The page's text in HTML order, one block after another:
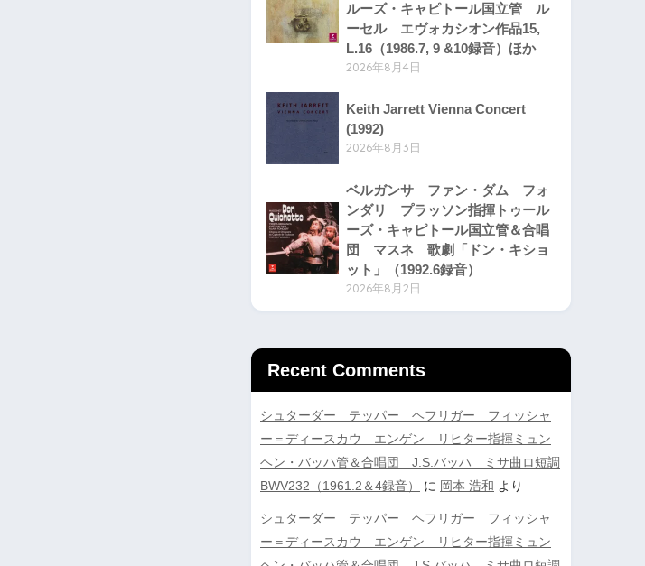
ルーズ・キャピトール国立管 ル
ーセル エヴォカシオン作品15,
L.16（1986.7, 9 &10録音）ほか
2026年8月4日
Keith Jarrett Vienna Concert
(1992)
2026年8月3日
ベルガンサ ファン・ダム フォ
ンダリ プラッソン指揮トゥール
ーズ・キャピトール国立管＆合唱
団 マスネ 歌劇「ドン・キショ
ット」（1992.6録音）
2026年8月2日
Recent Comments
シュターダー テッパー ヘフリガー フィッシャ
ー＝ディースカウ エンゲン リヒター指揮ミュン
ヘン・バッハ管＆合唱団 J.S.バッハ ミサ曲ロ短調
BWV232（1961.2＆4録音）
に 岡本 浩和 より
シュターダー テッパー ヘフリガー フィッシャ
ー＝ディースカウ エンゲン リヒター指揮ミュン